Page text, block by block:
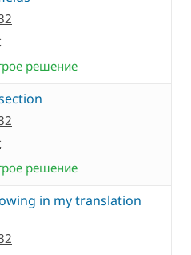
решение
решение
in my translation